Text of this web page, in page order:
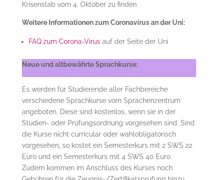
Krisenstab vom 4. Oktober zu finden.
Weitere Informationen zum Coronavirus an der Uni:
FAQ zum Corona-Virusauf der Seite der Uni
Neue und altbewährte Sprachkurse:
Es werden für Studierende aller Fachbereiche
verschiedene Sprachkurse vom Sprachenzentrum
angeboten. Diese sind kostenlos, wenn sie in der
Studien- oder Prüfungsordnung vorgesehen sind. Sind
die Kurse nicht curricular oder wahlobligatorisch
vorgesehen, so kostet ein Semesterkurs mit 2 SWS 22
Euro und ein Semesterkurs mit 4 SWS 40 Euro.
Zudem kommen im Anschluss des Kurses noch